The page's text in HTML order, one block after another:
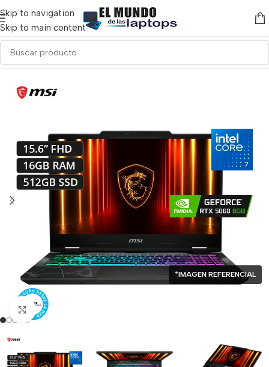
Skip to navigation
Skip to main content
Click para agrandar
*IMAGEN REFERENCIAL